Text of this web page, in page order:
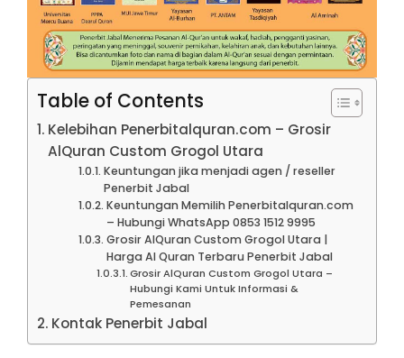
Table of Contents
Kelebihan Penerbitalquran.com – Grosir
AlQuran Custom Grogol Utara
Keuntungan jika menjadi agen / reseller
Penerbit Jabal
Keuntungan Memilih Penerbitalquran.com
– Hubungi WhatsApp 0853 1512 9995
Grosir AlQuran Custom Grogol Utara |
Harga Al Quran Terbaru Penerbit Jabal
Grosir AlQuran Custom Grogol Utara –
Hubungi Kami Untuk Informasi &
Pemesanan
Kontak Penerbit Jabal